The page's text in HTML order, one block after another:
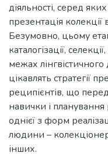
діяльності, серед
презентація
Безумовно, цьому
каталогізації,
межах
цікавлять стратегії
реципієнтів, що
навички і планування
однієї з форм
людини –
інших.